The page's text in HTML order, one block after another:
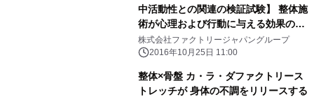
中活動性との関連の検証試験】 整体施
術が心理および行動に与える効果の検
証
株式会社ファクトリージャパングループ
2016年10月25日 11:00
整体×骨盤 カ・ラ・ダファクトリース
トレッチが 身体の不調をリリースする